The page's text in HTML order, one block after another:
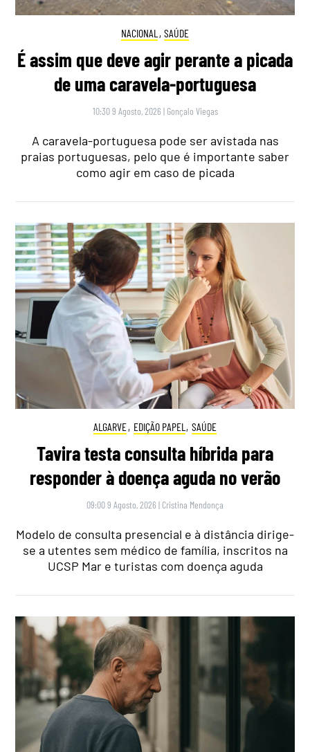
NACIONAL , SAÚDE
É assim que deve agir perante a picada
de uma caravela-portuguesa
10:30 9 Agosto, 2026 | Gonçalo Viegas
A caravela-portuguesa pode ser avistada nas
praias portuguesas, pelo que é importante saber
como agir em caso de picada
ALGARVE, EDIÇÃO PAPEL , SAÚDE
Tavira testa consulta híbrida para
responder à doença aguda no verão
09:00 9 Agosto, 2026 | Cristina Mendonça
Modelo de consulta presencial e à distância dirige-
se a utentes sem médico de família, inscritos na
UCSP Mar e turistas com doença aguda